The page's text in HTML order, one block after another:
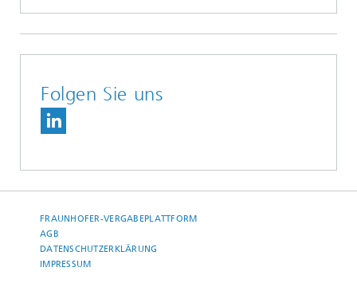
Folgen Sie uns
FRAUNHOFER-VERGABEPLATTFORM
AGB
DATENSCHUTZERKLÄRUNG
IMPRESSUM